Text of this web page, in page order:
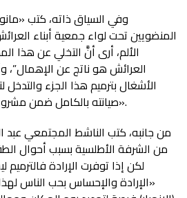
وفي السياق ذاته، كتب
المنضويين تحت لواء جمعية أبناء
الألم، أرى أنَّ التخلي عن هذا
العرائش هو ناتج عن
الأشغال بترميم هذا الجزء والتدخل
صيانته بالكامل ضمن مشروع تأهيل الشرفة الأطلسية».
من جانبه، كتب الناشط المجتمعي عبد
من الشرفة الأطلسية بسبب أحوال
لكن إذا توفرت الإرادة
«الإرادة والإحساس بحب الناس